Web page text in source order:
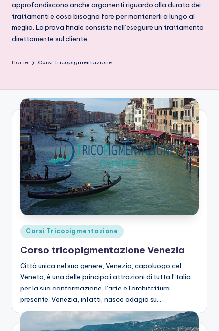
approfondiscono anche argomenti riguardo alla durata dei
trattamenti e cosa bisogna fare per mantenerli a lungo al
meglio. La prova finale consiste nell’eseguire un trattamento
direttamente sul cliente.
Home Corsi Tricopigmentazione
Posted
in
Corsi Tricopigmentazione
Corso tricopigmentazione Venezia
Città unica nel suo genere, Venezia, capoluogo del
Veneto, è una delle principali attrazioni di tutta l’Italia,
per la sua conformazione, l’arte e l’architettura
presente. Venezia, infatti, nasce adagio su…